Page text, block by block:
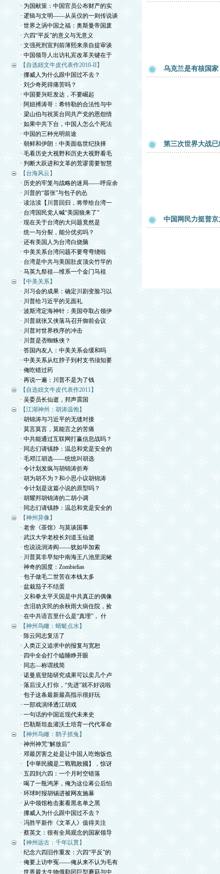
· 为国献策：中国官员公布财产的实
· 逻辑与文明——从吴仪的一则传说谈
· 世界之涡中国之福：奥斯曼帝国废
· 六四“平反”的意义与无意义
· 文强死刑宣判前薄熙来亲自提审谈
· 中国领导人出访礼宾改革关键在于
【自选妞文牛皮代表作2010-II】
· 挪威人为什么跟中国过不去？
· 刘少奇死得痛苦吗？
· 中国要兴旺发达，不要崛起
· 阿妞搏涛哥：希特勒的合法性与中
· 梁山伯与祝英台同共产党的恩怨情
· 如果中共下台，中国人怎么个死法
· 中国的三种光明前途
· 朝鲜和伊朗：中美面临世纪抉择
· 毛看历史大视野和历史大视野看毛
· 判断大跃进和文革的荒谬需要智慧
【台海风云】
· 历史的牢笼与战略的迷局——呼应余
· 川普的“嚣张”与包子的怂
· 读沽渎【川普回归，将带给台湾一
· 台湾国民党人喊“美国狼来了”
· 现在关于台湾的大问题竟然是
· 统一与分裂，能分优劣吗？
· 还有美国人为台湾白烧脑
· 中美关系台湾问题不要弯弯绕啦
· 台湾是中共与美国肚皮顶尖竹竿的
· 马英九祭祖—维系一个金门马祖
【中美关系】
· 川习会的成果：确定川剧变脸习以
· 川普给习近平的见面礼
· 波斯湾定海神针：美国夺取占领伊
· 川普就张又侠落马召开御前会议
· 川普对世界秩序的冲击
· 川普是否蜘蛛侠？
· 答国内友人：中美关系会缓和吗
· 中美关系从红脖子到村支书须知要
· 俺吃错过药
· 再说一遍：川普不是为了钱
【自选妞文牛皮代表作2011】
· 吴委员长仙逝，邦声震国
【江湖神州：胡涛温饱】
· 胡锦涛与习近平的无缝对接
· 莫言莫言，莫能言之的苦痛
· 中共能通过互联网打赢信息战吗？
· 同志们请镇静：温总和党是安全的
· 毛邓江胡选——统统叫胡选
· 令计划发疯与胡锦涛折寿
· 胡为胡不为？和小思小议胡锦涛
· 令计划是这篇小说的原型吗？
· 胡耀邦胡锦涛的二胡小调
· 同志们请镇静：温总和党是安全的
【神州异像】
· 老舍《茶馆》与莫谈国事
· 武汉大学老校长刘道玉仙逝
· 也说说润涛阎——犹如毕加索
· 川普莫非早知中南海王八池里泥鳅
· 神奇的国度：Zombielias
· 包子做毛二世苦在本钱太多
· 盆栽茄子不结蛋
· 义和拳太平天国是中共真正的偶像
· 含泪劝灾民的余秋雨大病住院，捡
· 在中共语言里什么是“真理”， 什
【神州鸟瞰：蜻蜓点水】
· 陈云同志复活了
· 人类正义追求中的报复与宽恕
· 四中全会打个瞌睡睁开眼
· 同志—称谓残简
· 诺曼底登陆研究成果可以卖几个卢
· 落后没人打你，“先进”就不好说啦
· 包子这条最新最高指示很好玩
· 一部戏演绎透江胡戏
· 一句话的中国近现代未来史
· 巴勒斯坦血灌沃土培育一代代革命
【神州鸟瞰：鹞子抓兔】
· 神州神咒“解放后”
· 邓最厉害之处是让中国人吃饱饭也
· 【中華民國是二戰戰敗國】，惊讶
· 五四到六四：一个月时空错落
· 喝了一瓶鸿茅，俺为这位蒋公后怕
· 环球时报胡锡进被网友施暴
· 从中领馆枪击案看黑名单之黑
· 挪威人为什么跟中国过不去？
· 冯胜平新作《文革人》值得关注
· 蔡英文：很有全局观念的国家领导
【神州远古：千年以贯】
· 纪念六四旧作重发：六四“平反”的
· 俺要上访申冤——俺从来不认为毛有
· 世界最大生物俄勒冈巨型蘑菇与中
乌克兰是有核国家
第三次世界大战
中国网民力挺普